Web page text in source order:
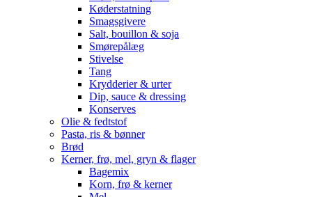
Køderstatning
Smagsgivere
Salt, bouillon & soja
Smørepålæg
Stivelse
Tang
Krydderier & urter
Dip, sauce & dressing
Konserves
Olie & fedtstof
Pasta, ris & bønner
Brød
Kerner, frø, mel, gryn & flager
Bagemix
Korn, frø & kerner